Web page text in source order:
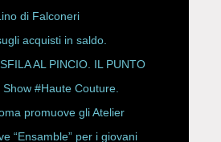
di Falconeri
acquisti in saldo.
AL PINCIO. IL PUNTO
ONORATO E
#Haute Couture.
promuove gli Atelier
“Ensamble” per i giovani